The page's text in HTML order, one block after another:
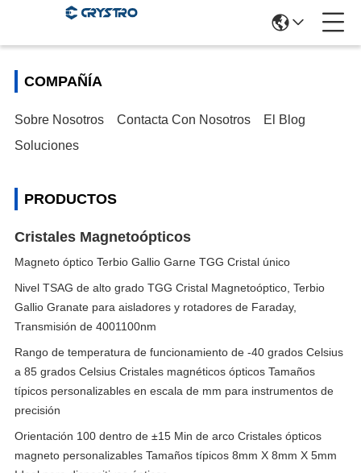
COMPAÑÍA
Sobre Nosotros Contacta Con Nosotros
El Blog
Soluciones
PRODUCTOS
Cristales Magnetoópticos
Magneto óptico Terbio Gallio Garne TGG Cristal único
Nivel TSAG de alto grado TGG Cristal Magnetoóptico, Terbio
Gallio Granate para aisladores y rotadores de Faraday,
Transmisión de 4001100nm
Rango de temperatura de funcionamiento de -40 grados Celsius
a 85 grados Celsius Cristales magnéticos ópticos Tamaños
típicos personalizables en escala de mm para instrumentos de
precisión
Orientación 100 dentro de ±15 Min de arco Cristales ópticos
magneto personalizables Tamaños típicos 8mm X 8mm X 5mm